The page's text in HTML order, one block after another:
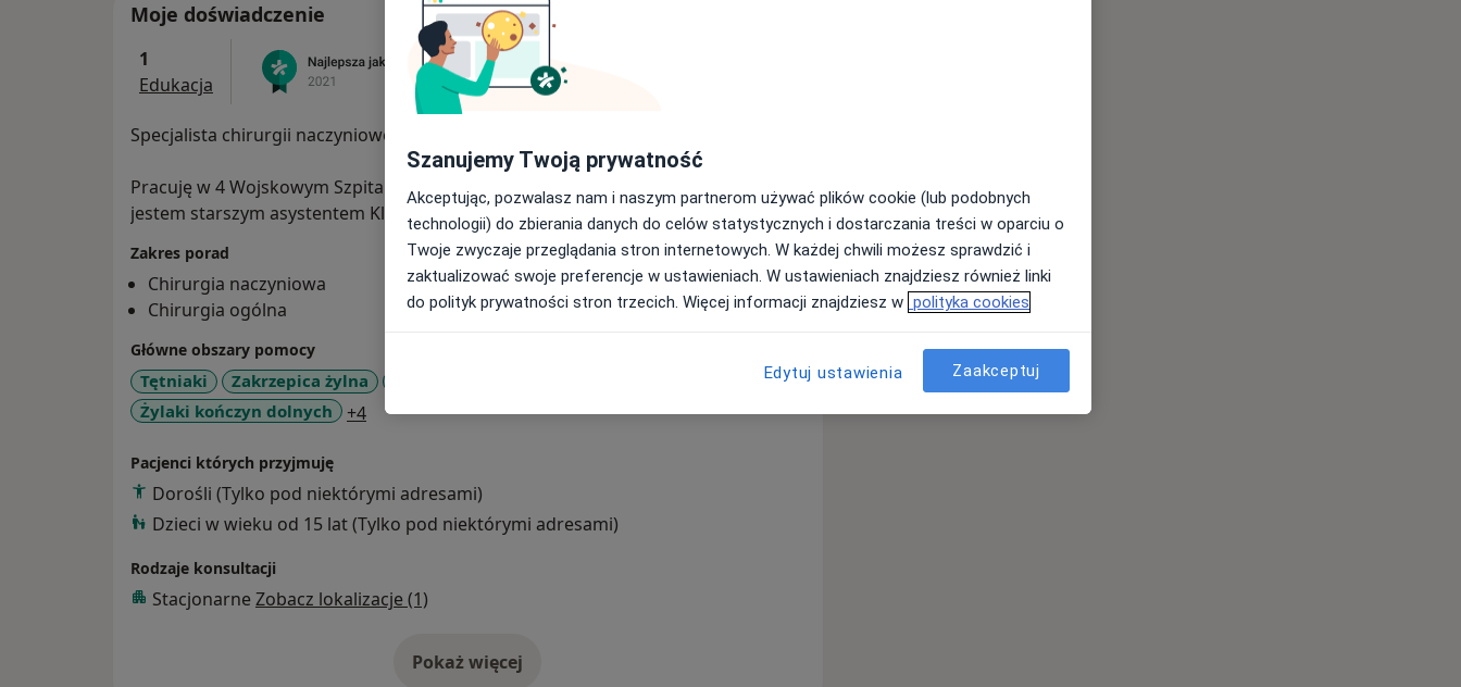
Moje doświadczenie
1
Edukacja
Pracuję w 4 Wojskowym Szpitalu Klinicznym Polikliniką , w Klinice Chirurgicznej,
jestem starszym asystentem Klinicznego Oddziału Chirurgii Naczyniowej.
Zakres porad
Chirurgia naczyniowa
Chirurgia ogólna
Główne obszary pomocy
Tętniaki Zakrzepica żylna
Żylaki kończyn dolnych
+4a11y_sr_more_diseases
Pacjenci których przyjmuję
Dorośli (Tylko pod niektórymi adresami)
Dzieci w wieku od 15 lat (Tylko pod niektórymi adresami)
Rodzaje konsultacji
Stacjonarne Zobacz lokalizacje (1)
Pokaż więcejo doświadczeniu
Szanujemy Twoją prywatność
Akceptując, pozwalasz nam i naszym partnerom używać plików cookie (lub podobnych
technologii) do zbierania danych do celów statystycznych i dostarczania treści w oparciu o
Twoje zwyczaje przeglądania stron internetowych. W każdej chwili możesz sprawdzić i
zaktualizować swoje preferencje w ustawieniach. W ustawieniach znajdziesz również linki
do polityk prywatności stron trzecich. Więcej informacji znajdziesz w polityka cookies
Edytuj ustawienia Zaakceptuj